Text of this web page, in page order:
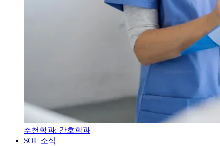
추천학과: 간호학과
SOL 소식
SOL 소식